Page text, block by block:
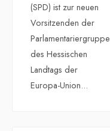
(SPD) ist zur neuen
Vorsitzenden der
Parlamentariergruppe
des Hessischen
Landtags der
Europa-Union...